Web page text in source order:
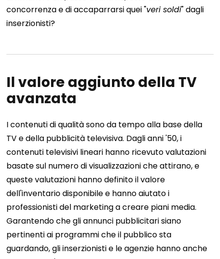
concorrenza e di accaparrarsi quei "veri soldi" dagli
inserzionisti?
Il valore aggiunto della TV
avanzata
I contenuti di qualità sono da tempo alla base della
TV e della pubblicità televisiva. Dagli anni '50, i
contenuti televisivi lineari hanno ricevuto valutazioni
basate sul numero di visualizzazioni che attirano, e
queste valutazioni hanno definito il valore
dell'inventario disponibile e hanno aiutato i
professionisti del marketing a creare piani media.
Garantendo che gli annunci pubblicitari siano
pertinenti ai programmi che il pubblico sta
guardando, gli inserzionisti e le agenzie hanno anche